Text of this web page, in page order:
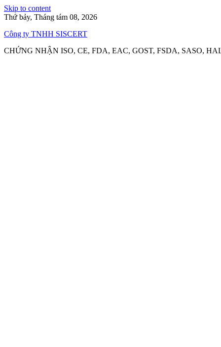
Skip to content
Thứ bảy, Tháng tám 08, 2026
Công ty TNHH SISCERT
CHỨNG NHẬN ISO, CE, FDA, EAC, GOST, FSDA, SASO,